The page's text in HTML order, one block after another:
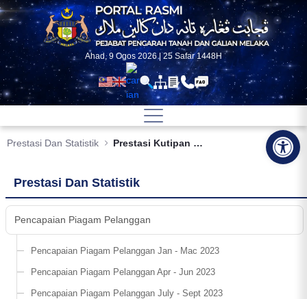
Skip to Main Content
Ahad, 9 Ogos 2026 | 25 Safar 1448H
Prestasi Dan Statistik Prestasi Kutipan Cukai Tanah Secara Online Melalui Melaka Pay
Prestasi Dan Statistik
Pencapaian Piagam Pelanggan
Pencapaian Piagam Pelanggan Jan - Mac 2023
Pencapaian Piagam Pelanggan Apr - Jun 2023
Pencapaian Piagam Pelanggan July - Sept 2023